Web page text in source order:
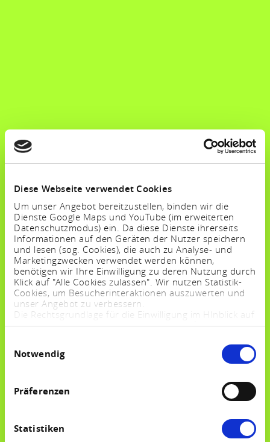
Diese Webseite verwendet Cookies
Um unser Angebot bereitzustellen, binden wir die
Dienste Google Maps und YouTube (im erweiterten
Datenschutzmodus) ein. Da diese Dienste ihrerseits
Informationen auf den Geräten der Nutzer speichern
und lesen (sog. Cookies), die auch zu Analyse- und
Marketingzwecken verwendet werden können,
benötigen wir Ihre Einwilligung zu deren Nutzung durch
Klick auf "Alle Cookies zulassen". Wir nutzen Statistik-
Cookies, um Besucherinteraktionen auszuwerten und
unser Angebot zu verbessern.
Die Rechtsgrundlage für die Einwilligung im HInblick auf
die Speicherung und das Auslesen von Informationen
Verarbeitung personenbezogener Daten Art. 6 Abs. 1
lit. a DSGVO.
widerrufen. Weitere Informationen finden Sie in
Notwendig
Präferenzen
Statistiken